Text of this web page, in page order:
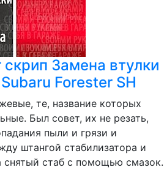
Замена втулки
Forester SH
те, название которых
Был совет, их не резать,
пыли и грязи и
штангой стабилизатора и
снятый стаб с помощью смазок.